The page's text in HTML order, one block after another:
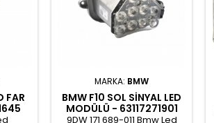
FAR
MARKA: BMW
BMW F10 SOL SINYAL LED
MODÜLÜ - 63117271901
9DW 171 689-011 Bmw Led